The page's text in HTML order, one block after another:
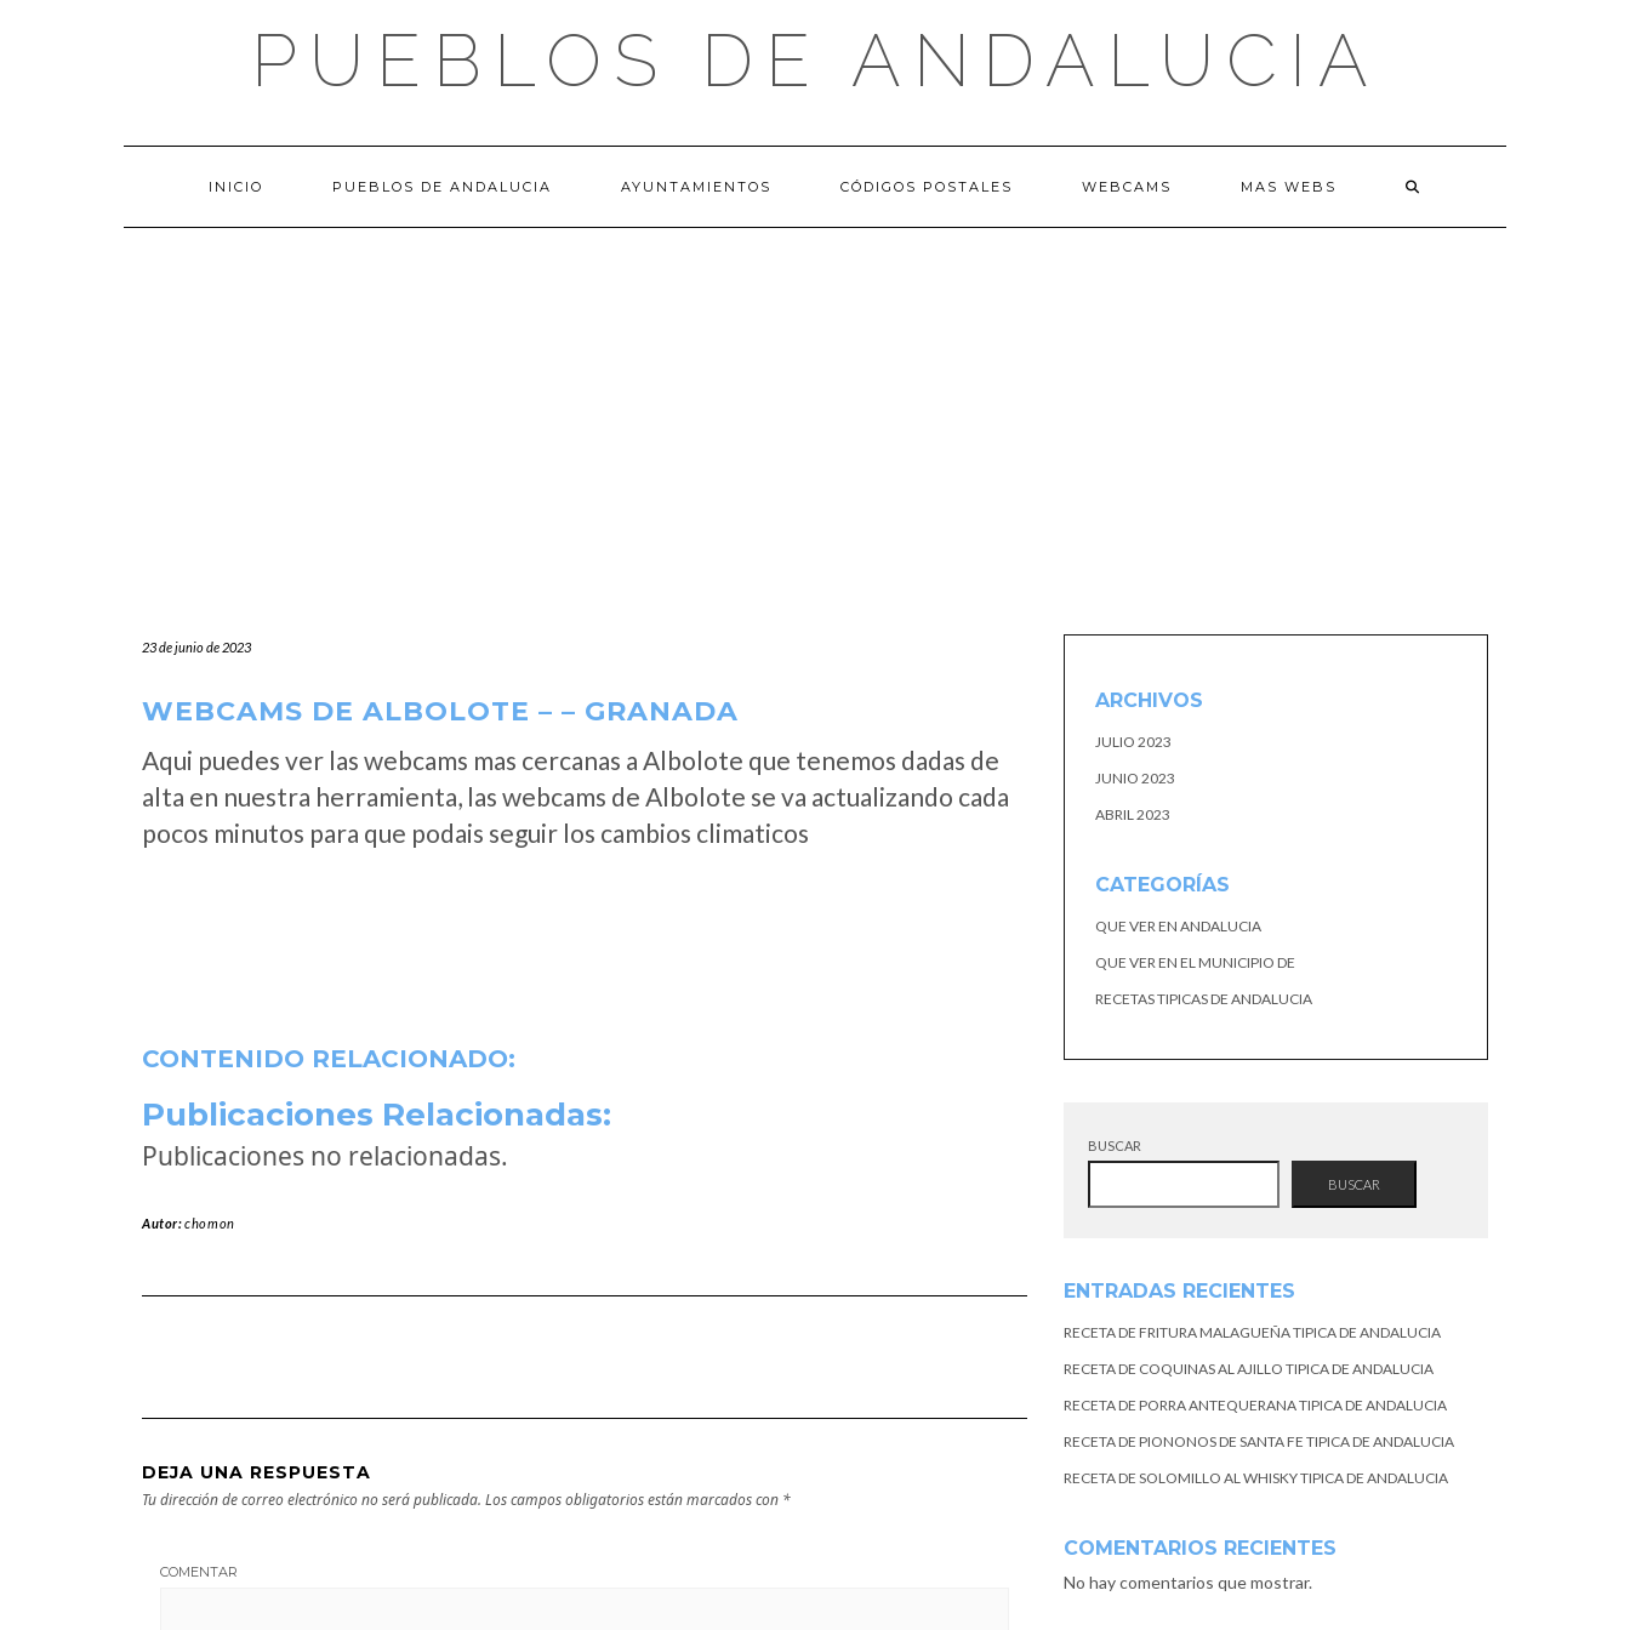
PUEBLOS DE ANDALUCIA
INICIO PUEBLOS DE ANDALUCIA AYUNTAMIENTOS CÓDIGOS POSTALES WEBCAMS MAS WEBS
23 de junio de 2023
WEBCAMS DE ALBOLOTE – – GRANADA
Aqui puedes ver las webcams mas cercanas a Albolote que tenemos dadas de
alta en nuestra herramienta, las webcams de Albolote se va actualizando cada
pocos minutos para que podais seguir los cambios climaticos
CONTENIDO RELACIONADO:
Publicaciones Relacionadas:
Publicaciones no relacionadas.
Autor:chomon
DEJA UNA RESPUESTA
Tu dirección de correo electrónico no será publicada. Los campos obligatorios están marcados con *
COMENTAR
ARCHIVOS
JULIO 2023
JUNIO 2023
ABRIL 2023
CATEGORÍAS
QUE VER EN ANDALUCIA
QUE VER EN EL MUNICIPIO DE
RECETAS TIPICAS DE ANDALUCIA
BUSCAR
BUSCAR
ENTRADAS RECIENTES
RECETA DE FRITURA MALAGUEÑA TIPICA DE ANDALUCIA
RECETA DE COQUINAS AL AJILLO TIPICA DE ANDALUCIA
RECETA DE PORRA ANTEQUERANA TIPICA DE ANDALUCIA
RECETA DE PIONONOS DE SANTA FE TIPICA DE ANDALUCIA
RECETA DE SOLOMILLO AL WHISKY TIPICA DE ANDALUCIA
COMENTARIOS RECIENTES
No hay comentarios que mostrar.